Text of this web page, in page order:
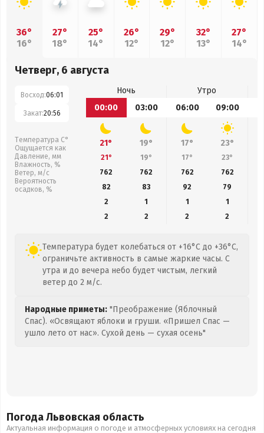
36°
16°
27°
18°
25°
14°
26°
12°
29°
12°
32°
13°
27°
14°
Четверг, 6 августа
Восход:06:01
Закат:20:56
Температура С°
Ощущается как
Давление, мм
Влажность, %
Ветер, м/с
Вероятность
осадков, %
Ночь
Утро
00:00
03:00 06:00 09:00
21° 19° 17° 23°
21° 19° 17° 23°
762
762 762 762
82
83 92 79
2
1 1
1
2
2 2 2
Температура будет колебаться от +16°C до +36°C,
ограничьте активность в самые жаркие часы. С
утра и до вечера небо будет чистым, легкий
ветер до 2 м/с.
Народные приметы: "Преображение (Яблочный
Спас). «Освящают яблоки и груши. «Пришел Спас —
ушло лето от нас». Сухой день — сухая осень"
Погода Львовская область
Актуальная информация о погоде и атмосферных условиях на сегодня